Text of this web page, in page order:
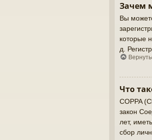
Зачем
Вы
которые
д.
Что
COPPA
закон
лет,
сбор